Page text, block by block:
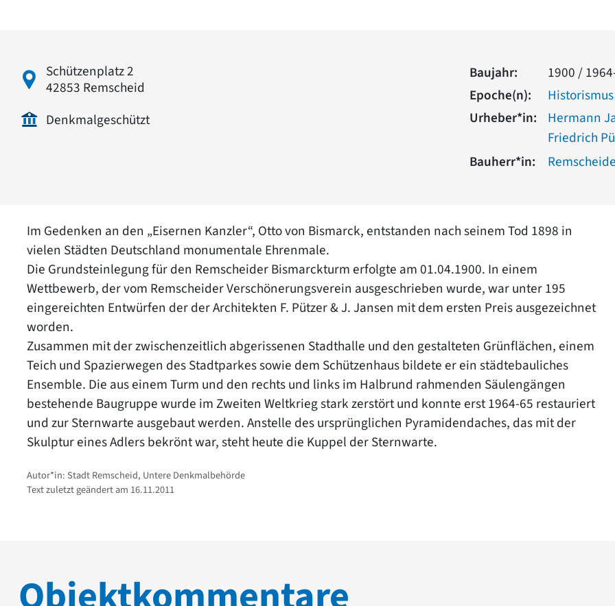
Schützenplatz 2
42853 Remscheid
Denkmalgeschützt
Baujahr:
1900 /
Epoche(n):
Historismus
Urheber*in:
Hermann
Friedrich
Bauherr*in:
Im Gedenken an den „Eisernen Kanzler“, Otto von Bismarck, entstanden nach seinem Tod 1898 in
vielen Städten Deutschland monumentale Ehrenmale.
Die Grundsteinlegung für den Remscheider Bismarckturm erfolgte am 01.04.1900. In einem
Wettbewerb, der vom Remscheider Verschönerungsverein ausgeschrieben wurde, war unter 195
eingereichten Entwürfen der der Architekten F. Pützer & J. Jansen mit dem ersten Preis ausgezeichnet
worden.
Zusammen mit der zwischenzeitlich abgerissenen Stadthalle und den gestalteten Grünflächen, einem
Teich und Spazierwegen des Stadtparkes sowie dem Schützenhaus bildete er ein städtebauliches
Ensemble. Die aus einem Turm und den rechts und links im Halbrund rahmenden Säulengängen
bestehende Baugruppe wurde im Zweiten Weltkrieg stark zerstört und konnte erst 1964-65 restauriert
und zur Sternwarte ausgebaut werden. Anstelle des ursprünglichen Pyramidendaches, das mit der
Skulptur eines Adlers bekrönt war, steht heute die Kuppel der Sternwarte.
Autor*in: Stadt Remscheid, Untere Denkmalbehörde
Text zuletzt geändert am 16.11.2011